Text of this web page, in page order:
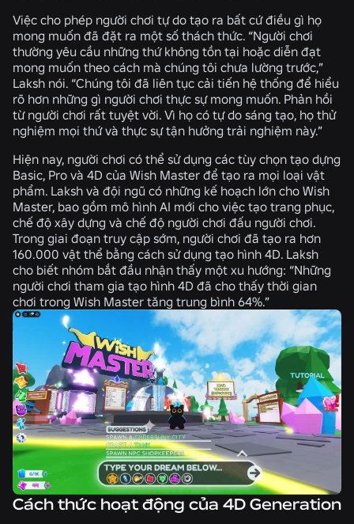
Việc cho phép người chơi tự do tạo ra bất cứ điều gì họ
mong muốn đã đặt ra một số thách thức. “Người chơi
thường yêu cầu những thứ không tồn tại hoặc diễn đạt
mong muốn theo cách mà chúng tôi chưa lường trước,”
Laksh nói. “Chúng tôi đã liên tục cải tiến hệ thống để hiểu
rõ hơn những gì người chơi thực sự mong muốn. Phản hồi
từ người chơi rất tuyệt vời. Vì họ có tự do sáng tạo, họ thử
nghiệm mọi thứ và thực sự tận hưởng trải nghiệm này.”
Hiện nay, người chơi có thể sử dụng các tùy chọn tạo dựng
Basic, Pro và 4D của Wish Master để tạo ra mọi loại vật
phẩm. Laksh và đội ngũ có những kế hoạch lớn cho Wish
Master, bao gồm mô hình AI mới cho việc tạo trang phục,
chế độ xây dựng và chế độ người chơi đấu người chơi.
Trong giai đoạn truy cập sớm, người chơi đã tạo ra hơn
160.000 vật thể bằng cách sử dụng tạo hình 4D. Laksh
cho biết nhóm bắt đầu nhận thấy một xu hướng: “Những
người chơi tham gia tạo hình 4D đã cho thấy thời gian
chơi trong Wish Master tăng trung bình 64%.”
Cách thức hoạt động của 4D Generation